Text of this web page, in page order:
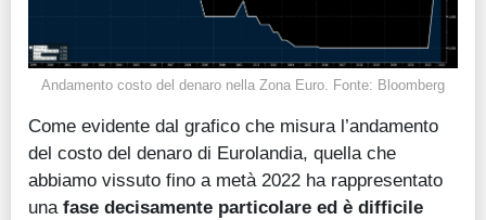
Andamento costo del denaro nella Zona Euro. Fonte: Bloomberg
Come evidente dal grafico che misura l’andamento
del costo del denaro di Eurolandia, quella che
abbiamo vissuto fino a metà 2022 ha rappresentato
unafase decisamente particolare ed è difficile